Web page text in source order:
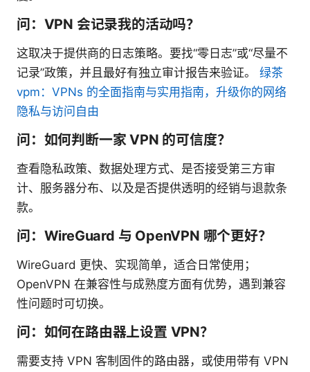
问：VPN 会记录我的活动吗？
这取决于提供商的日志策略。要找“零日志”或“尽量不
记录”政策，并且最好有独立审计报告来验证。 绿茶
vpm：VPNs 的全面指南与实用指南，升级你的网络
隐私与访问自由
问：如何判断一家 VPN 的可信度？
查看隐私政策、数据处理方式、是否接受第三方审
计、服务器分布、以及是否提供透明的经销与退款条
款。
问：WireGuard 与 OpenVPN 哪个更好？
WireGuard 更快、实现简单，适合日常使用；
OpenVPN 在兼容性与成熟度方面有优势，遇到兼容
性问题时可切换。
问：如何在路由器上设置 VPN？
需要支持 VPN 客制固件的路由器，或使用带有 VPN